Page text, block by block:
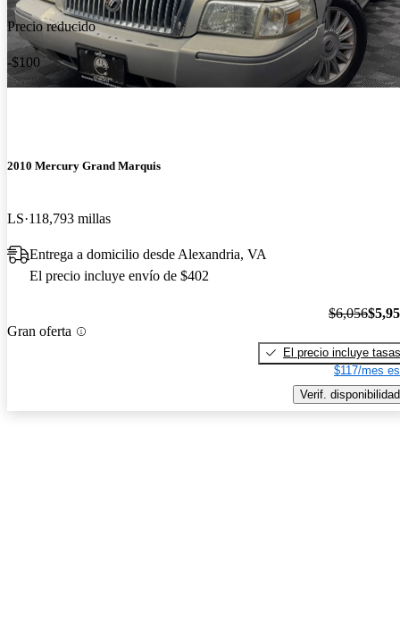
Precio reducido
-$100
2010 Mercury Grand Marquis
LS 118,793 millas
Entrega a domicilio desde Alexandria, VA
El precio incluye envío de $402
Gran oferta
$6,056
El precio incluye tasas
$117/mes
Verif. disponibilidad